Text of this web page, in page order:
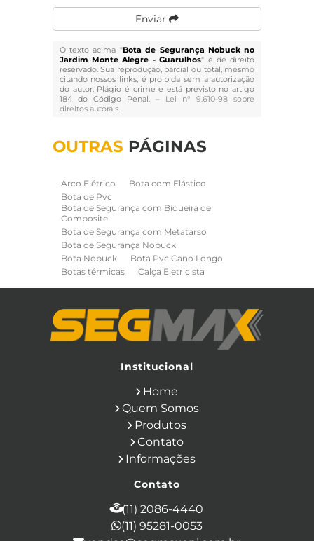
Enviar
O texto acima "Bota de Segurança Nobuck no
Jardim Monte Alegre - Guarulhos" é de direito
reservado. Sua reprodução, parcial ou total, mesmo
citando nossos links, é proibida sem a autorização
do autor. Plágio é crime e está previsto no artigo
184 do Código Penal. – Lei n° 9.610-98 sobre
direitos autorais.
OUTRAS PÁGINAS
Arco Elétrico
Bota com Elástico
Bota de Pvc
Bota de Segurança com Biqueira de
Composite
Bota de Segurança com Metatarso
Bota de Segurança Nobuck
Bota Nobuck
Bota Pvc Cano Longo
Botas térmicas
Calça Eletricista
Capa de Chuva
Cinto de Segurança para Eletricista
Cinto de Seguranca Paraquedista
Cone de Sinalização
Equipamentos de Construcao Civil
Ferramentas Eletricas
Ferramentas Isoladas
Ferramentas Manuais para Construção
Filtro para Respirador
Japona Térmica para Câmara Fria
Luva de Cobertura
Luva Isolante
Luvas para Produtos Químicos
Macacão Contra Agentes Químicos
Macacão de Segurança
Institucional
Home
Quem Somos
Produtos
Contato
Informações
Contato
(11) 2086-4440
(11) 95281-0053